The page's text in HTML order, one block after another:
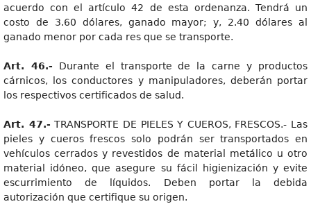
acuerdo con el artículo 42 de esta ordenanza. Tendrá un
costo de 3.60 dólares, ganado mayor; y, 2.40 dólares al
ganado menor por cada res que se transporte.
Art. 46.- Durante el transporte de la carne y productos
cárnicos, los conductores y manipuladores, deberán portar
los respectivos certificados de salud.
Art. 47.- TRANSPORTE DE PIELES Y CUEROS, FRESCOS.- Las
pieles y cueros frescos solo podrán ser transportados en
vehículos cerrados y revestidos de material metálico u otro
material idóneo, que asegure su fácil higienización y evite
escurrimiento de líquidos. Deben portar la debida
autorización que certifique su origen.